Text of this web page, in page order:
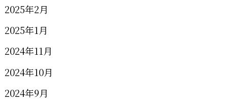
2025年2月
2025年1月
2024年11月
2024年10月
2024年9月